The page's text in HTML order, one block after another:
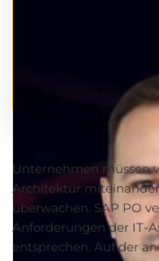
Unternehmen müssen
Architektur
überwachen. SAP PO
Anforderungen der IT-
entsprechen. Auf der